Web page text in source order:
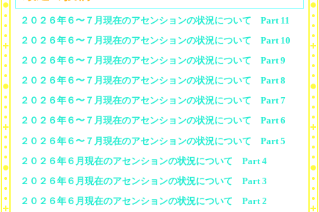
２０２６年６〜７月現在のアセンションの状況について Part 11
２０２６年６〜７月現在のアセンションの状況について Part 10
２０２６年６〜７月現在のアセンションの状況について Part 9
２０２６年６〜７月現在のアセンションの状況について Part 8
２０２６年６〜７月現在のアセンションの状況について Part 7
２０２６年６〜７月現在のアセンションの状況について Part 6
２０２６年６〜７月現在のアセンションの状況について Part 5
２０２６年６月現在のアセンションの状況について Part 4
２０２６年６月現在のアセンションの状況について Part 3
２０２６年６月現在のアセンションの状況について Part 2